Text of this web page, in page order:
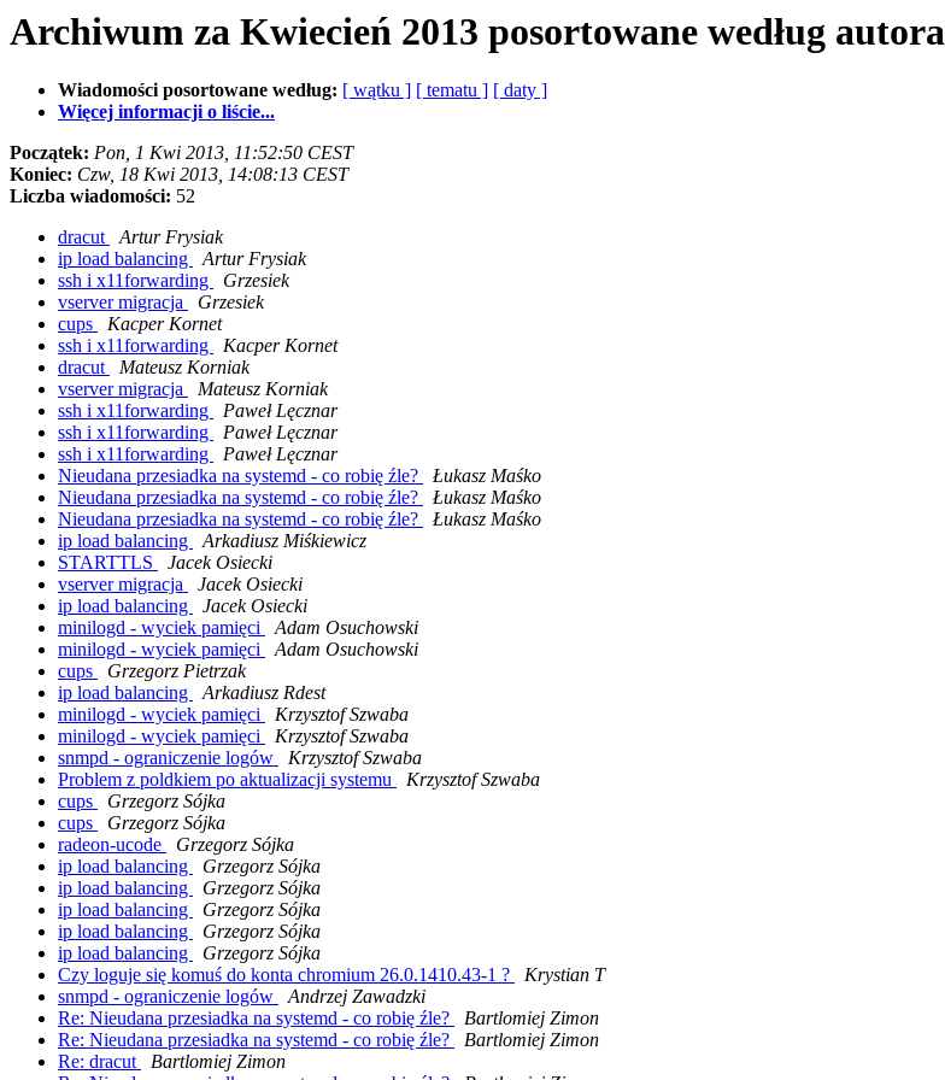
Archiwum za Kwiecień 2013 posortowane według autora
Wiadomości posortowane według: [ wątku ] [ tematu ] [ daty ]
Więcej informacji o liście...
Początek: Pon, 1 Kwi 2013, 11:52:50 CEST
Koniec: Czw, 18 Kwi 2013, 14:08:13 CEST
Liczba wiadomości: 52
dracut
Artur Frysiak
ip load balancing
Artur Frysiak
ssh i x11forwarding
Grzesiek
vserver migracja
Grzesiek
cups
Kacper Kornet
ssh i x11forwarding
Kacper Kornet
dracut
Mateusz Korniak
vserver migracja
Mateusz Korniak
ssh i x11forwarding
Paweł Lęcznar
ssh i x11forwarding
Paweł Lęcznar
ssh i x11forwarding
Paweł Lęcznar
Nieudana przesiadka na systemd - co robię źle?
Łukasz Maśko
Nieudana przesiadka na systemd - co robię źle?
Łukasz Maśko
Nieudana przesiadka na systemd - co robię źle?
Łukasz Maśko
ip load balancing
Arkadiusz Miśkiewicz
STARTTLS
Jacek Osiecki
vserver migracja
Jacek Osiecki
ip load balancing
Jacek Osiecki
minilogd - wyciek pamięci
Adam Osuchowski
minilogd - wyciek pamięci
Adam Osuchowski
cups
Grzegorz Pietrzak
ip load balancing
Arkadiusz Rdest
minilogd - wyciek pamięci
Krzysztof Szwaba
minilogd - wyciek pamięci
Krzysztof Szwaba
snmpd - ograniczenie logów
Krzysztof Szwaba
Problem z poldkiem po aktualizacji systemu
Krzysztof Szwaba
cups
Grzegorz Sójka
cups
Grzegorz Sójka
radeon-ucode
Grzegorz Sójka
ip load balancing
Grzegorz Sójka
ip load balancing
Grzegorz Sójka
ip load balancing
Grzegorz Sójka
ip load balancing
Grzegorz Sójka
ip load balancing
Grzegorz Sójka
Czy loguje się komuś do konta chromium 26.0.1410.43-1 ?
Krystian T
snmpd - ograniczenie logów
Andrzej Zawadzki
Re: Nieudana przesiadka na systemd - co robię źle?
Bartlomiej Zimon
Re: Nieudana przesiadka na systemd - co robię źle?
Bartlomiej Zimon
Re: dracut
Bartlomiej Zimon